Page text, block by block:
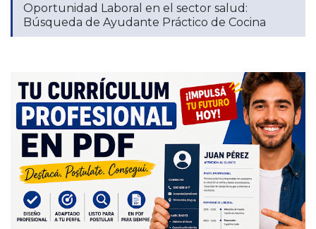
Oportunidad Laboral en el sector salud:
Búsqueda de Ayudante Práctico de Cocina